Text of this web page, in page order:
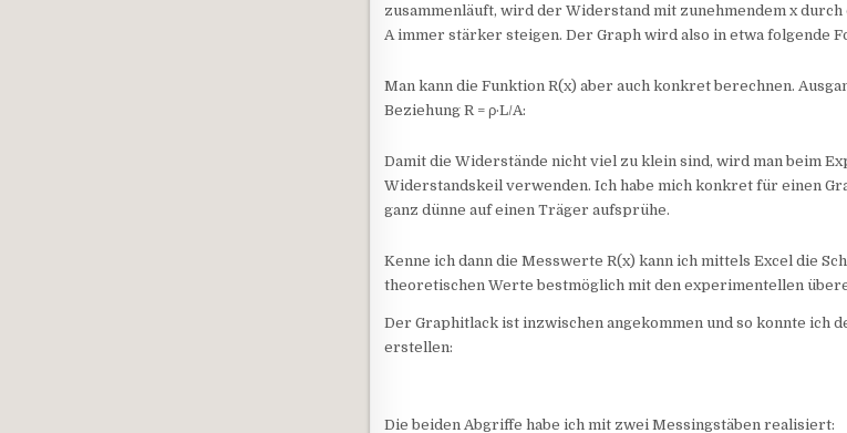
zusammenläuft, wird der Widerstand mit zunehmendem x
A immer stärker steigen. Der Graph wird also in etwa folgende
Man kann die Funktion R(x) aber auch konkret berechnen.
Beziehung R = ρ·L/A:
Damit die Widerstände nicht viel zu klein sind, wird man beim
Widerstandskeil verwenden. Ich habe mich konkret für einen
ganz dünne auf einen Träger aufsprühe.
Kenne ich dann die Messwerte R(x) kann ich mittels Excel die
theoretischen Werte bestmöglich mit den experimentellen
Der Graphitlack ist inzwischen angekommen und so konnte ich
erstellen:
Die beiden Abgriffe habe ich mit zwei Messingstäben realisiert: